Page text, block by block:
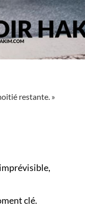
restante. »
clé.